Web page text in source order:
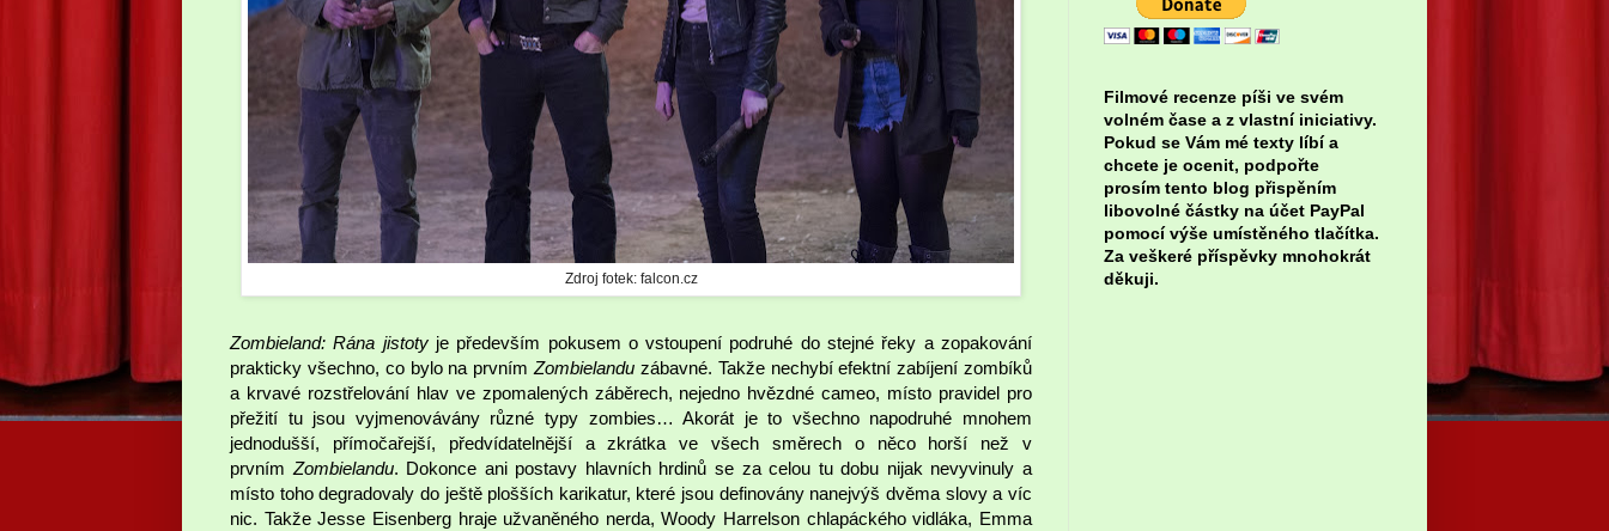
Zdroj fotek: falcon.cz
Zombieland: Rána jistotyje především pokusem o vstoupení podruhé do stejné řeky a zopakování
prakticky všechno, co bylo na prvním Zombielandu zábavné. Takže nechybí efektní zabíjení zombíků
a krvavé rozstřelování hlav ve zpomalených záběrech, nejedno hvězdné cameo, místo pravidel pro
přežití tu jsou vyjmenovávány různé typy zombies… Akorát je to všechno napodruhé mnohem
jednodušší, přímočařejší, předvídatelnější a zkrátka ve všech směrech o něco horší než v
prvním Zombielandu. Dokonce ani postavy hlavních hrdinů se za celou tu dobu nijak nevyvinuly a
místo toho degradovaly do ještě plošších karikatur, které jsou definovány nanejvýš dvěma slovy a víc
nic. Takže Jesse Eisenberg hraje užvaněného nerda, Woody Harrelson chlapáckého vidláka, Emma
Filmové recenze píši ve svém
volném čase a z vlastní iniciativy.
Pokud se Vám mé texty líbí a
chcete je ocenit, podpořte
prosím tento blog přispěním
libovolné částky na účet PayPal
pomocí výše umístěného tlačítka.
Za veškeré příspěvky mnohokrát
děkuji.